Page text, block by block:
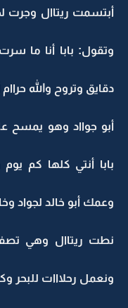
أبتسمت ريتاال وجرت
وتقول: بابا أنا ما
دقايق وتروح والله
أبو جوااد وهو يمسح
بابا أنتي كلها كم
وعمك أبو خالد لجواد
نطت ريتاال وهي
ونعمل رحلااات